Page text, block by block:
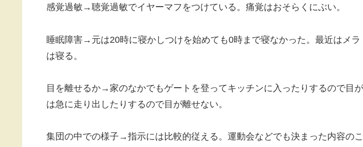
感覚過敏→聴覚過敏でイヤーマフをつけている。痛覚はおそらくにぶい。
睡眠障害→元は20時に寝かしつけを始めても0時まで寝なかった。最近はメラ
は寝る。
目を離せるか→家のなかでもゲートを登ってキッチンに入ったりするので目
は急に走り出したりするので目が離せない。
集団の中での様子→指示には比較的従える。運動会などでも決まった内容の